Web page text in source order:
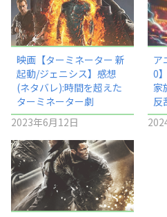
映画【ターミネーター 新
起動/ジェニシス】感想
(ネタバレ):時間を超えた
ターミネーター劇
2023年6月12日
ア
0
家
反